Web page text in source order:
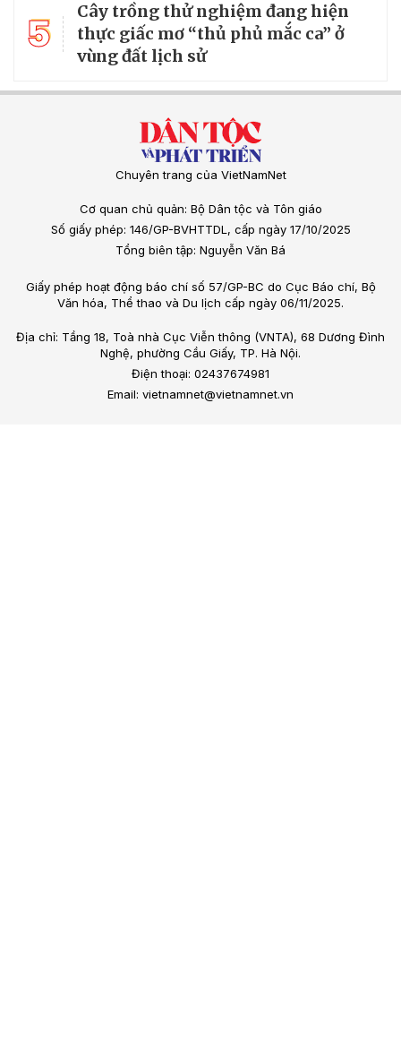
5
Cây trồng thử nghiệm đang hiện
thực giấc mơ “thủ phủ mắc ca” ở
vùng đất lịch sử
Chuyên trang của VietNamNet
Cơ quan chủ quản: Bộ Dân tộc và Tôn giáo
Số giấy phép: 146/GP-BVHTTDL, cấp ngày 17/10/2025
Tổng biên tập: Nguyễn Văn Bá
Giấy phép hoạt động báo chí số 57/GP-BC do Cục Báo chí, Bộ
Văn hóa, Thể thao và Du lịch cấp ngày 06/11/2025.
Địa chỉ: Tầng 18, Toà nhà Cục Viễn thông (VNTA), 68 Dương Đình
Nghệ, phường Cầu Giấy, TP. Hà Nội.
Điện thoại: 02437674981
Email: vietnamnet@vietnamnet.vn